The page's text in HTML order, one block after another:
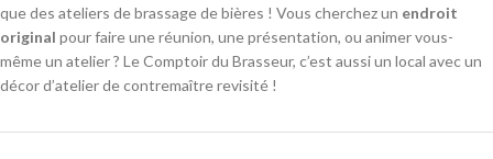
que des ateliers de brassage de bières ! Vous cherchez un endroit
original pour faire une réunion, une présentation, ou animer vous-
même un atelier ? Le Comptoir du Brasseur, c’est aussi un local avec un
décor d’atelier de contremaître revisité !